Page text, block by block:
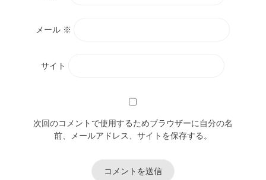
メール ※
サイト
次回のコメントで使用するためブラウザーに自分の名
前、メールアドレス、サイトを保存する。